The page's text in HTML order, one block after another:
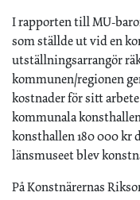
I rapporten till MU-
som ställde ut vid en
utställningsarrangör
kommunen/regionen
kostnader för sitt
kommunala
konsthallen 180 000 kr
länsmuseet blev
På Konstnärernas